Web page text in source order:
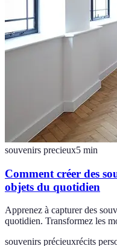
souvenirs precieux5 min
Comment créer des
objets du quotidien
Apprenez à capturer des
quotidien. Transformez les
souvenirs précieuxrécits